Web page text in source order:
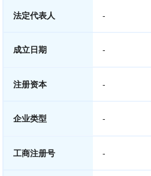
法定代表人 -
成立日期 -
注册资本 -
企业类型 -
工商注册号 -